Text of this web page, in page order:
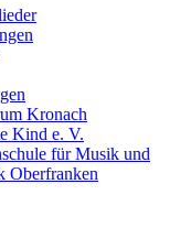
Kronach
Kind e. V.
für Musik und
Oberfranken